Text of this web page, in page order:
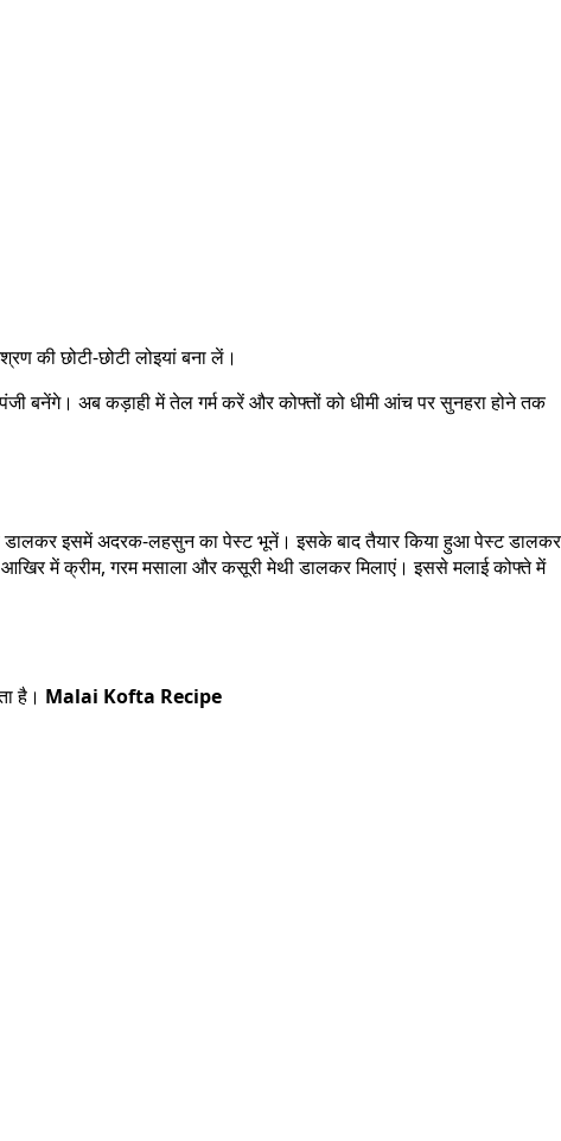
की छोटी-छोटी लोइयां बना लें।
बनेंगे। अब कड़ाही में तेल गर्म करें और कोफ्तों को धीमी आंच पर सुनहरा होने तक
डालकर इसमें अदरक-लहसुन का पेस्ट भूनें। इसके बाद तैयार किया हुआ पेस्ट डालकर
में क्रीम, गरम मसाला और कसूरी मेथी डालकर मिलाएं। इससे मलाई कोफ्ते में
है। Malai Kofta Recipe